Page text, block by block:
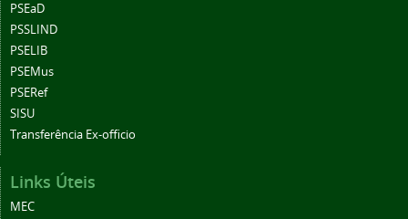
PSEaD
PSSLIND
PSELIB
PSEMus
PSERef
SISU
Transferência Ex-officio
Links Úteis
MEC